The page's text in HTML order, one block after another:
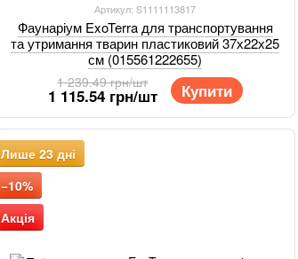
Артикул: S1111113817
Фаунаріум ExoTerra для транспортування
та утримання тварин пластиковий 37х22х25
см (015561222655)
1 239.49 грн/шт
1 115.54 грн/шт Купити
Лише 23 дні
−10%
Акція